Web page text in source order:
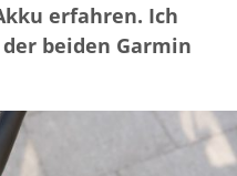
erfahren. Ich
beiden Garmin